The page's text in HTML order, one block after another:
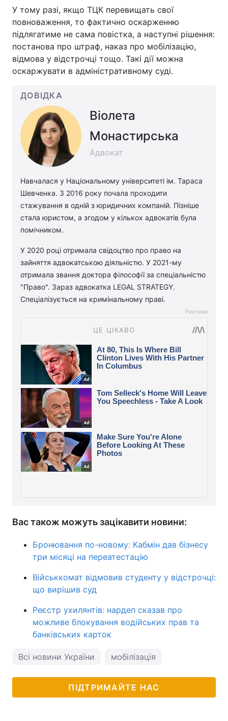
У тому разі, якщо ТЦК перевищать свої
повноваження, то фактично оскарженню
підлягатиме не сама повістка, а наступні рішення:
постанова про штраф, наказ про мобілізацію,
відмова у відстрочці тощо. Такі дії можна
оскаржувати в адміністративному суді.
ДОВІДКА
Віолета
Монастирська
Адвокат
Навчалася у Національному університеті ім. Тараса
Шевченка. З 2016 року почала проходити
стажування в одній з юридичних компаній. Пізніше
стала юристом, а згодом у кількох адвокатів була
помічником.
У 2020 році отримала свідоцтво про право на
зайняття адвокатською діяльністю. У 2021-му
отримала звання доктора філософії за спеціальністю
"Право". Зараз адвокатка LEGAL STRATEGY.
Спеціалізується на кримінальному праві.
Реклама
Вас також можуть зацікавити новини:
Бронювання по-новому: Кабмін дав бізнесу
три місяці на переатестацію
Військкомат відмовив студенту у відстрочці:
що вирішив суд
Реєстр ухилянтів: нардеп сказав про
можливе блокування водійських прав та
банківських карток
Всі новини України мобілізація
ПІДТРИМАЙТЕ НАС